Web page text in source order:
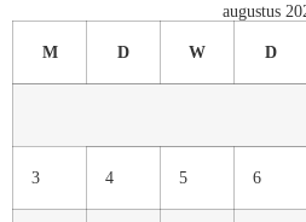
augustus
M D W D
3 4 5 6